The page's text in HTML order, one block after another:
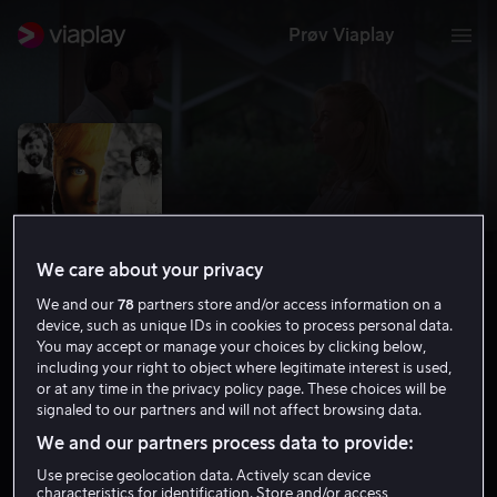
Prøv Viaplay
Hånden som rører vuggen
1 t 45 min
We care about your privacy
We and our78 partners store and/or access information on a
device, such as unique IDs in cookies to process personal data.
You may accept or manage your choices by clicking below,
including your right to object where legitimate interest is used,
or at any time in the privacy policy page. These choices will be
signaled to our partners and will not affect browsing data.
We and our partners process data to provide:
Use precise geolocation data. Actively scan device
characteristics for identification. Store and/or access